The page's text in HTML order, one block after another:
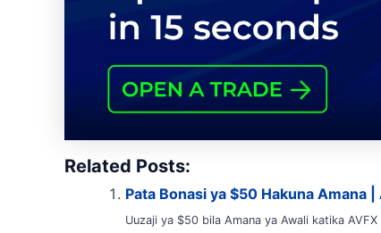
Related Posts:
Pata Bonasi ya $50 Hakuna Amana
Uuzaji ya $50 bila Amana ya Awali katika